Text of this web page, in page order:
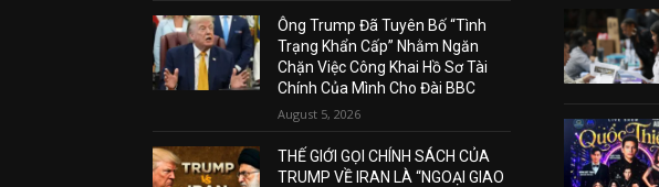
Ông Trump Đã Tuyên Bố “Tình
Trạng Khẩn Cấp” Nhằm Ngăn
Chặn Việc Công Khai Hồ Sơ Tài
Chính Của Mình Cho Đài BBC
August 5, 2026
THẾ GIỚI GỌI CHÍNH SÁCH CỦA
TRUMP VỀ IRAN LÀ “NGOẠI GIAO